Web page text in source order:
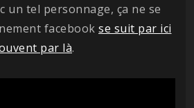
un tel personnage, ça ne se
facebook se suit par ici
par là.